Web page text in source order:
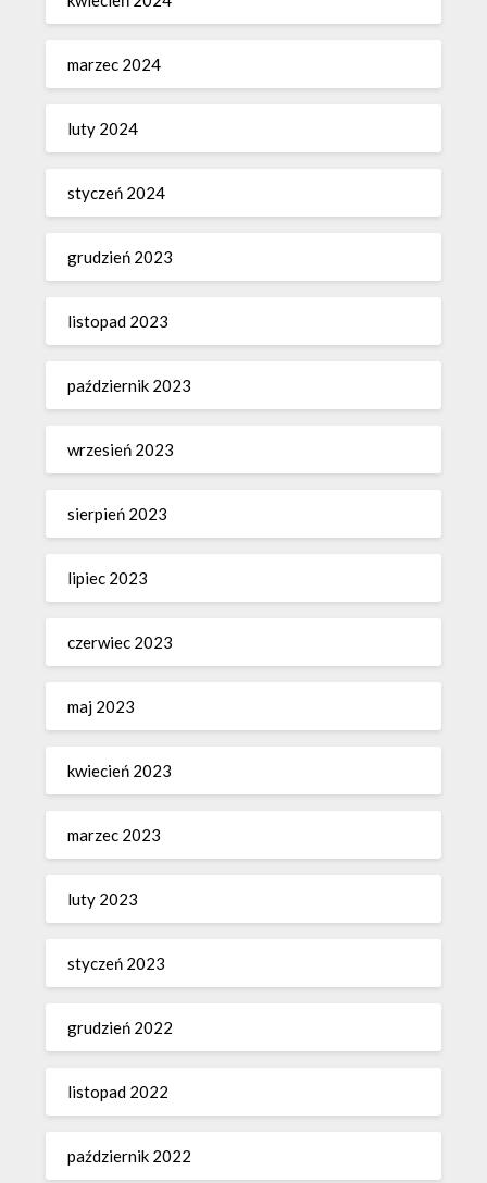
marzec 2024
luty 2024
styczeń 2024
grudzień 2023
listopad 2023
październik 2023
wrzesień 2023
sierpień 2023
lipiec 2023
czerwiec 2023
maj 2023
kwiecień 2023
marzec 2023
luty 2023
styczeń 2023
grudzień 2022
listopad 2022
październik 2022